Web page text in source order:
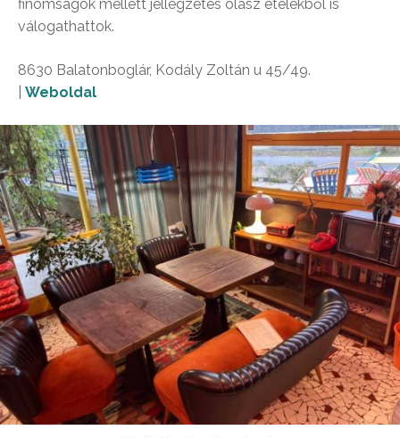
finomságok mellett jellegzetes olasz ételekből is
válogathattok.
8630 Balatonboglár, Kodály Zoltán u 45/49.
Weboldal